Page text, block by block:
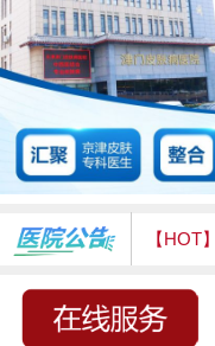
【HOT】